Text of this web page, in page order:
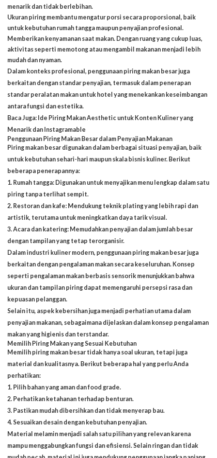
menarik dan tidak berlebihan.
Ukuran piring membantu mengatur porsi secara proporsional, baik
untuk kebutuhan rumah tangga maupun penyajian profesional.
Memberikan kenyamanan saat makan. Dengan ruang yang cukup luas,
aktivitas seperti memotong atau mengambil makanan menjadi lebih
mudah dan nyaman.
Dalam konteks profesional, penggunaan piring makan besar juga
berkaitan dengan standar penyajian, termasuk dalam penerapan
standar peralatan makan untuk hotel yang menekankan keseimbangan
antara fungsi dan estetika.
Baca Juga: Ide Piring Makan Aesthetic untuk Konten Kuliner yang
Menarik dan Instagramable
Penggunaan Piring Makan Besar dalam Penyajian Makanan
Piring makan besar digunakan dalam berbagai situasi penyajian, baik
untuk kebutuhan sehari-hari maupun skala bisnis kuliner. Berikut
beberapa penerapannya:
1. Rumah tangga: Digunakan untuk menyajikan menu lengkap dalam satu
piring tanpa terlihat sempit.
2. Restoran dan kafe: Mendukung teknik plating yang lebih rapi dan
artistik, terutama untuk meningkatkan daya tarik visual.
3.Acara dan katering: Memudahkan penyajian dalam jumlah besar
dengan tampilan yang tetap terorganisir.
Dalam industri kuliner modern, penggunaan piring makan besar juga
berkaitan dengan pengalaman makan secara keseluruhan. Konsep
seperti pengalaman makan berbasis sensorik menunjukkan bahwa
ukuran dan tampilan piring dapat memengaruhi persepsi rasa dan
kepuasan pelanggan.
Selain itu, aspek kebersihan juga menjadi perhatian utama dalam
penyajian makanan, sebagaimana dijelaskan dalam konsep pengalaman
makan yang higienis dan terstandar.
Memilih Piring Makan yang Sesuai Kebutuhan
Memilih piring makan besar tidak hanya soal ukuran, tetapi juga
material dan kualitasnya. Berikut beberapa hal yang perlu Anda
perhatikan:
1. Pilih bahan yang aman dan food grade.
2. Perhatikan ketahanan terhadap benturan.
3. Pastikan mudah dibersihkan dan tidak menyerap bau.
4. Sesuaikan desain dengan kebutuhan penyajian.
Material melamin menjadi salah satu pilihan yang relevan karena
mampu menggabungkan fungsi dan efisiensi. Selain ringan dan tidak